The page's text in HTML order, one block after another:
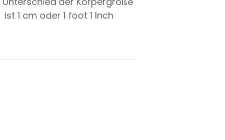
ist 1 cm oder 1 foot 1 Inch